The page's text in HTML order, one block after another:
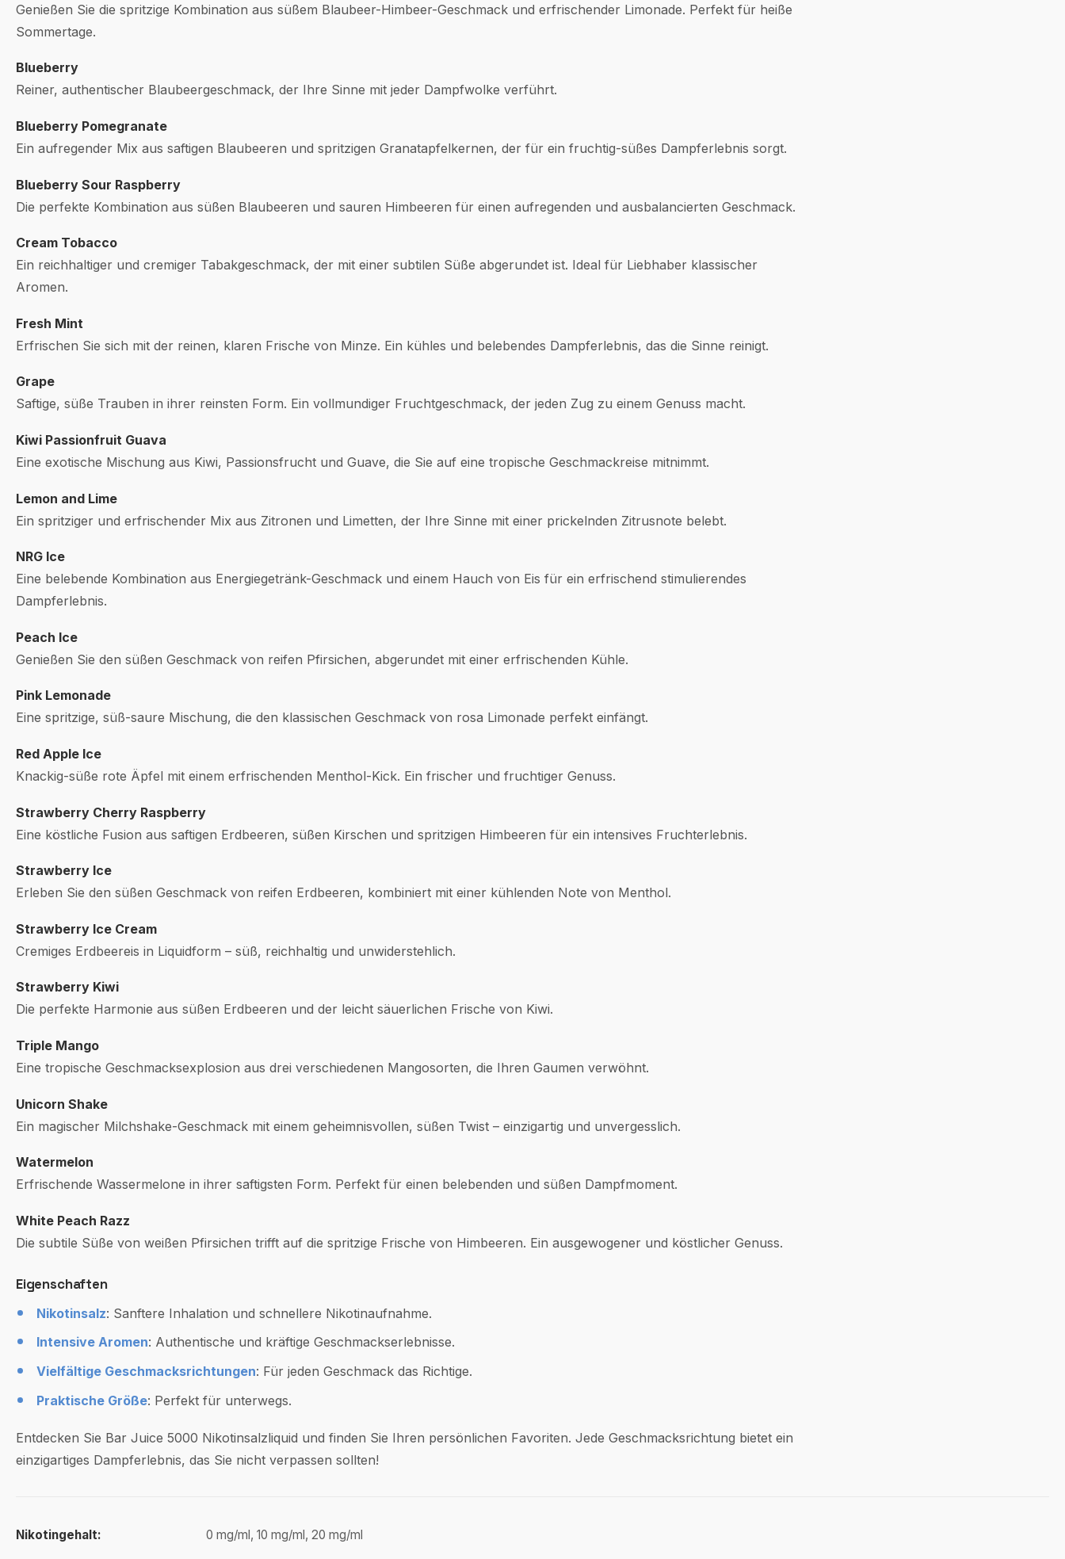
Genießen Sie die spritzige Kombination aus süßem Blaubeer-Himbeer-Geschmack und erfrischender Limonade. Perfekt für heiße
Sommertage.
Blueberry
Reiner, authentischer Blaubeergeschmack, der Ihre Sinne mit jeder Dampfwolke verführt.
Blueberry Pomegranate
Ein aufregender Mix aus saftigen Blaubeeren und spritzigen Granatapfelkernen, der für ein fruchtig-süßes Dampferlebnis sorgt.
Blueberry Sour Raspberry
Die perfekte Kombination aus süßen Blaubeeren und sauren Himbeeren für einen aufregenden und ausbalancierten Geschmack.
Cream Tobacco
Ein reichhaltiger und cremiger Tabakgeschmack, der mit einer subtilen Süße abgerundet ist. Ideal für Liebhaber klassischer
Aromen.
Fresh Mint
Erfrischen Sie sich mit der reinen, klaren Frische von Minze. Ein kühles und belebendes Dampferlebnis, das die Sinne reinigt.
Grape
Saftige, süße Trauben in ihrer reinsten Form. Ein vollmundiger Fruchtgeschmack, der jeden Zug zu einem Genuss macht.
Kiwi Passionfruit Guava
Eine exotische Mischung aus Kiwi, Passionsfrucht und Guave, die Sie auf eine tropische Geschmackreise mitnimmt.
Lemon and Lime
Ein spritziger und erfrischender Mix aus Zitronen und Limetten, der Ihre Sinne mit einer prickelnden Zitrusnote belebt.
NRG Ice
Eine belebende Kombination aus Energiegetränk-Geschmack und einem Hauch von Eis für ein erfrischend stimulierendes
Dampferlebnis.
Peach Ice
Genießen Sie den süßen Geschmack von reifen Pfirsichen, abgerundet mit einer erfrischenden Kühle.
Pink Lemonade
Eine spritzige, süß-saure Mischung, die den klassischen Geschmack von rosa Limonade perfekt einfängt.
Red Apple Ice
Knackig-süße rote Äpfel mit einem erfrischenden Menthol-Kick. Ein frischer und fruchtiger Genuss.
Strawberry Cherry Raspberry
Eine köstliche Fusion aus saftigen Erdbeeren, süßen Kirschen und spritzigen Himbeeren für ein intensives Fruchterlebnis.
Strawberry Ice
Erleben Sie den süßen Geschmack von reifen Erdbeeren, kombiniert mit einer kühlenden Note von Menthol.
Strawberry Ice Cream
Cremiges Erdbeereis in Liquidform – süß, reichhaltig und unwiderstehlich.
Strawberry Kiwi
Die perfekte Harmonie aus süßen Erdbeeren und der leicht säuerlichen Frische von Kiwi.
Triple Mango
Eine tropische Geschmacksexplosion aus drei verschiedenen Mangosorten, die Ihren Gaumen verwöhnt.
Unicorn Shake
Ein magischer Milchshake-Geschmack mit einem geheimnisvollen, süßen Twist – einzigartig und unvergesslich.
Watermelon
Erfrischende Wassermelone in ihrer saftigsten Form. Perfekt für einen belebenden und süßen Dampfmoment.
White Peach Razz
Die subtile Süße von weißen Pfirsichen trifft auf die spritzige Frische von Himbeeren. Ein ausgewogener und köstlicher Genuss.
Eigenschaften
Nikotinsalz: Sanftere Inhalation und schnellere Nikotinaufnahme.
Intensive Aromen: Authentische und kräftige Geschmackserlebnisse.
Vielfältige Geschmacksrichtungen: Für jeden Geschmack das Richtige.
Praktische Größe: Perfekt für unterwegs.
Entdecken Sie Bar Juice 5000 Nikotinsalzliquid und finden Sie Ihren persönlichen Favoriten. Jede Geschmacksrichtung bietet ein
einzigartiges Dampferlebnis, das Sie nicht verpassen sollten!
Nikotingehalt: 0 mg/ml, 10 mg/ml, 20 mg/ml